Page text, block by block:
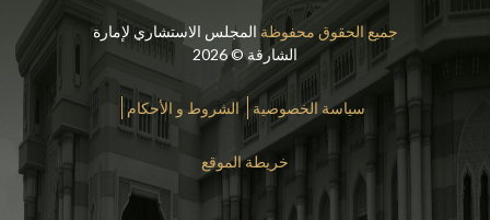
جميع الحقوق محفوظة المجلس الاستشاري لإمارة
الشارقة © 2026
سياسة الخصوصية الشروط و الأحكام
خريطة الموقع